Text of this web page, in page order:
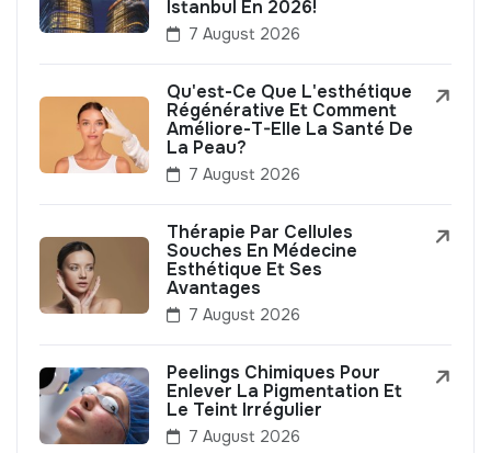
Istanbul En 2026!
7 August 2026
Qu'est-Ce Que L'esthétique
Régénérative Et Comment
Améliore-T-Elle La Santé De
La Peau?
7 August 2026
Thérapie Par Cellules
Souches En Médecine
Esthétique Et Ses
Avantages
7 August 2026
Peelings Chimiques Pour
Enlever La Pigmentation Et
Le Teint Irrégulier
7 August 2026